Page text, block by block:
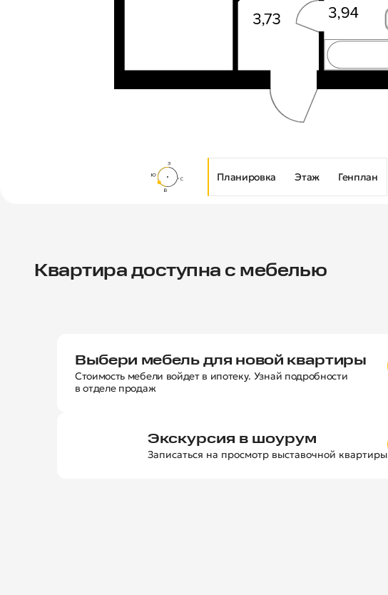
Планировка Этаж Генплан
Квартира доступна с мебелью
Выбери мебель для новой квартиры
Стоимость мебели войдет в ипотеку. Узнай подробности
в отделе продаж
Экскурсия в шоурум
Записаться на просмотр выставочной квартиры